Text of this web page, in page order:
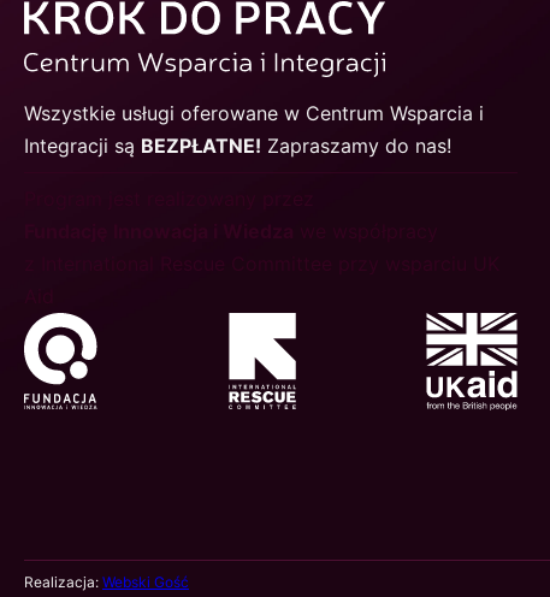
Wszystkie usługi oferowane w Centrum Wsparcia i
Integracji są BEZPŁATNE! Zapraszamy do nas!
Realizacja: Webski Gość